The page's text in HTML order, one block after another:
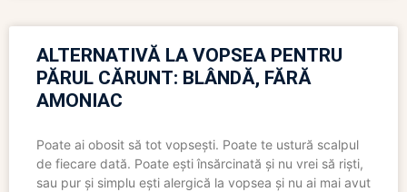
ALTERNATIVĂ LA VOPSEA PENTRU
PĂRUL CĂRUNT: BLÂNDĂ, FĂRĂ
AMONIAC
Poate ai obosit să tot vopsești. Poate te ustură scalpul
de fiecare dată. Poate ești însărcinată și nu vrei să riști,
sau pur și simplu ești alergică la vopsea și nu ai mai avut